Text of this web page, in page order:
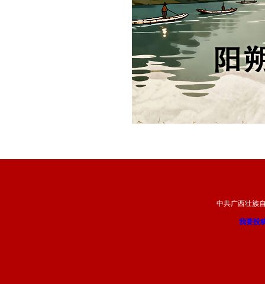
中共广西壮族
我要投